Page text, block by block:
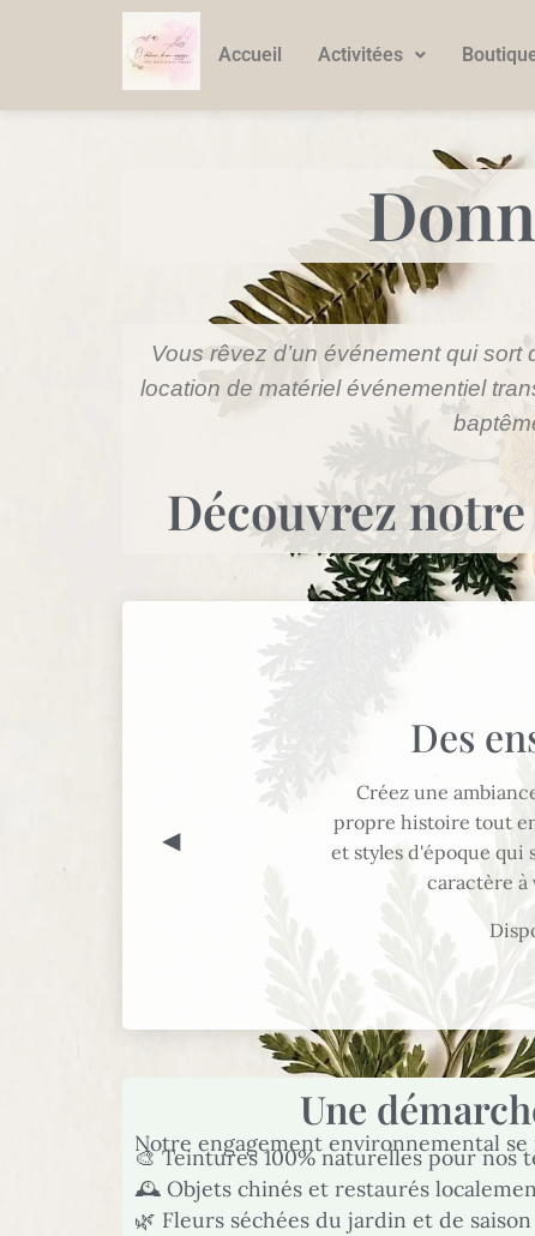
Accueil Activitées
Vous rêvez d’un événement qui
location de matériel événementiel
Découvrez
Des
Créez une
propre histoire tout
et styles d'époque
caractère
◀
Une
Notre engagement environnemental
🎨 Teintures 100% naturelles pour nos
🕰️ Objets chinés et restaurés
🌿 Fleurs séchées du jardin et de saison